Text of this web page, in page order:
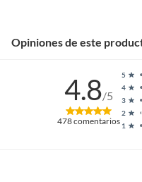
Opiniones de este
4.8/5
478comentarios 1
2
3
4
5